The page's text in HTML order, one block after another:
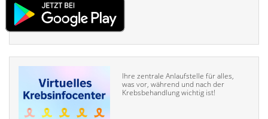
Ihre zentrale Anlaufstelle für alles,
was vor, während und nach der
Krebsbehandlung wichtig ist!